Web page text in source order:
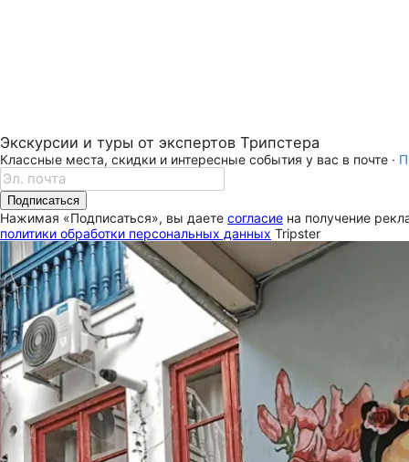
Экскурсии и туры от экспертов Трипстера
Классные места, скидки и интересные события у вас в почте ·
Подписаться
Нажимая «Подписаться», вы даете согласие на получение
политики обработки персональных данных Tripster